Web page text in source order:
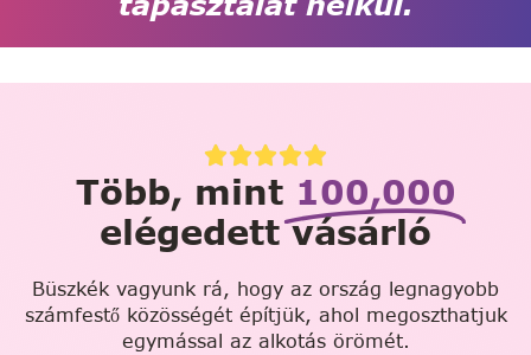
Több, mint 100,000
elégedett vásárló
Büszkék vagyunk rá, hogy az ország legnagyobb
számfestő közösségét építjük, ahol megoszthatjuk
egymással az alkotás örömét.